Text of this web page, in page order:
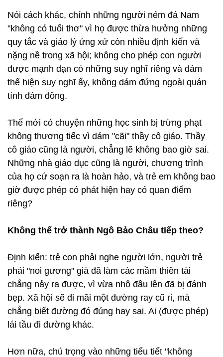
Nói cách khác, chính những người ném đá Nam
"không có tuổi thơ" vì họ được thừa hưởng những
quy tắc và giáo lý ứng xử còn nhiều định kiến và
nặng nề trong xã hội; không cho phép con người
được mạnh dạn có những suy nghĩ riêng và dám
thể hiện suy nghĩ ấy, không dám đứng ngoài quán
tính đám đông.
Thế mới có chuyện những học sinh bị trừng phạt
không thương tiếc vì dám "cãi" thầy cô giáo. Thầy
cô giáo cũng là người, chẳng lẽ không bao giờ sai.
Những nhà giáo dục cũng là người, chương trình
của họ cứ soạn ra là hoàn hảo, và trẻ em không bao
giờ được phép có phát hiện hay có quan điểm
riêng?
Không thể trở thành Ngô Bảo Châu tiếp theo?
Định kiến: trẻ con phải nghe người lớn, người trẻ
phải "noi gương" già đã làm các mầm thiên tài
chẳng nảy ra được, vì vừa nhô đầu lên đã bị đánh
bẹp. Xã hội sẽ đi mãi một đường ray cũ rỉ, mà
chẳng biết đường đó đúng hay sai. Ai (được phép)
lái tầu đi đường khác.
Hơn nữa, chú trọng vào những tiểu tiết "không